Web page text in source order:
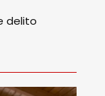
delito